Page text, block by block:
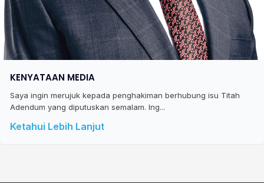
KENYATAAN MEDIA
Saya ingin merujuk kepada penghakiman berhubung isu Titah
Adendum yang diputuskan semalam. Ing...
Ketahui Lebih Lanjut